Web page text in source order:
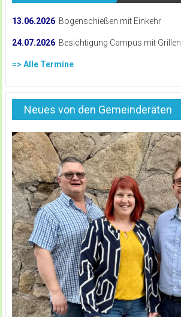
13.06.2026 Bogenschießen mit Einkehr
24.07.2026 Besichtigung Campus mit Grillen
=> Alle Termine
Neues von den Gemeinderäten